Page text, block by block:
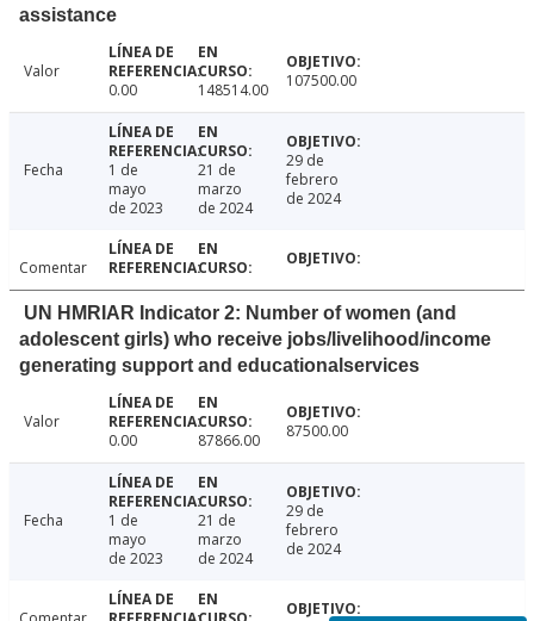
assistance
Valor
0.00
148514.00 107500.00
Fecha
1 de
mayo
de 2023
21 de
marzo
de 2024
29 de
febrero
de 2024
Comentar
UN HMRIAR Indicator 2: Number of women (and
adolescent girls) who receive jobs/livelihood/income
generating support and educationalservices
Valor
0.00
87866.00 87500.00
Fecha
1 de
mayo
de 2023
21 de
marzo
de 2024
29 de
febrero
de 2024